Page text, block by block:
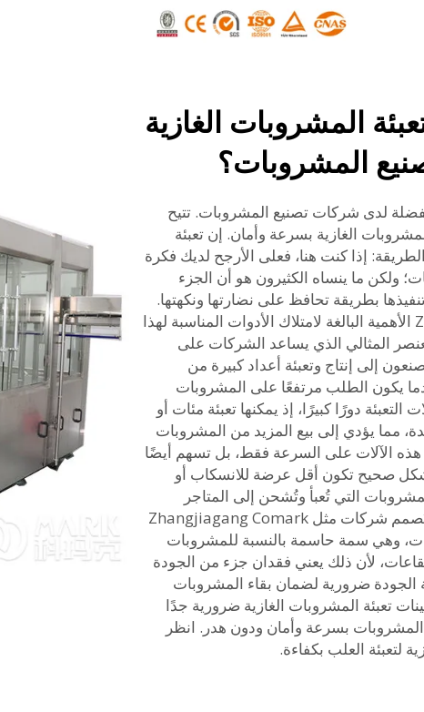
المشروبات الغازية
المشروبات؟
لدى شركات تصنيع المشروبات. تتيح
الغازية بسرعة وأمان. إن تعبئة
إذا كنت هنا، فعلى الأرجح لديك فكرة
ولكن ما ينساه الكثيرون هو أن الجزء
بطريقة تحافظ على نضارتها ونكهتها.
تدرك شركة Zhangjiagang Comark الأهمية البالغة لامتلاك الأدوات المناسبة لهذا
المثالي الذي يساعد الشركات على
إلى إنتاج وتعبئة أعداد كبيرة من
يكون الطلب مرتفعًا على المشروبات
التعبئة دورًا كبيرًا، إذ يمكنها تعبئة مئات أو
مما يؤدي إلى بيع المزيد من المشروبات
هذه الآلات على السرعة فقط، بل تسهم أيضًا
صحيح تكون أقل عرضة للانسكاب أو
التي تُعبأ وتُشحن إلى المتاجر
ليشتريها المستهلكون من الرفوف. وتُصمم شركات مثل Zhangjiagang Comark
وهي سمة حاسمة بالنسبة للمشروبات
لأن ذلك يعني فقدان جزء من الجودة
الجودة ضرورية لضمان بقاء المشروبات
تعبئة المشروبات الغازية ضرورية جدًا
بسرعة وأمان ودون هدر. انظر
لتعبئة العلب بكفاءة.